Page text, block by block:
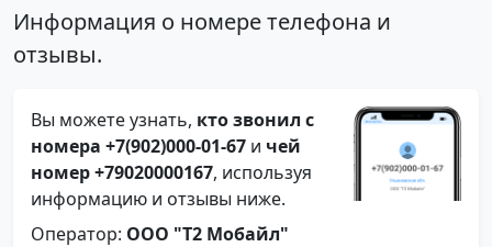
Информация о номере телефона и
отзывы.
Вы можете узнать, кто звонил с
номера +7(902)000-01-67 и чей
номер +79020000167, используя
информацию и отзывы ниже.
Оператор: ООО "Т2 Мобайл"